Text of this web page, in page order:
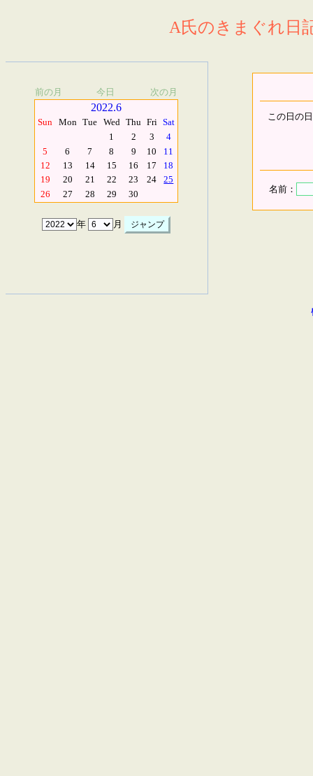
A氏のきまぐれ日
前の月 今日 次の月
2022.6
Sun Mon Tue Wed Thu Fri Sat
1
2 3
4
5
6 7 8 9 10
11
12
13 14 15 16 17
18
19
20 21 22 23 24
25
26
27 28 29 30
年 月
この日の
名前：